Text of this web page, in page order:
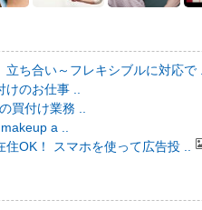
ち合い～フレキシブルに対応で ..
けのお仕事 ..
買付け業務 ..
a ..
OK！ スマホを使って広告投 ..